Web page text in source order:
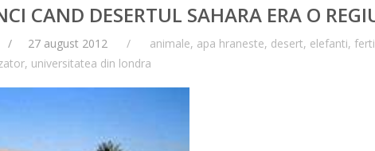
CAND DESERTUL SAHARA ERA O
27 august 2012 animale, apa hraneste, desert, elefanti,
, universitatea din londra